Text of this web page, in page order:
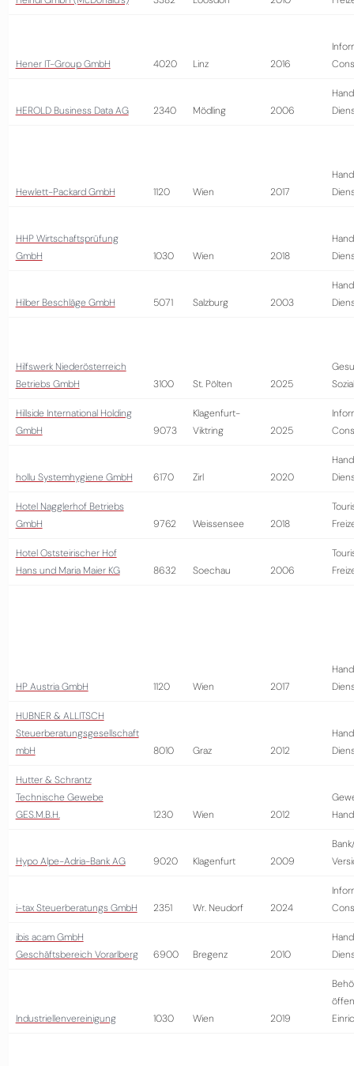
Hener IT-Group GmbH 4020 Linz 2016
HEROLD Business Data AG 2340 Mödling 2006
Hewlett-Packard GmbH 1120 Wien 2017
HHP Wirtschaftsprüfung
GmbH
1030 Wien 2018
Hilber Beschläge GmbH 5071 Salzburg 2003
Hilfswerk Niederösterreich
Betriebs GmbH
3100 St. Pölten 2025
Hillside International Holding
GmbH
9073
Klagenfurt-
Viktring
2025
hollu Systemhygiene GmbH 6170 Zirl 2020
Hotel Nagglerhof Betriebs
GmbH
9762 Weissensee 2018
Hotel Oststeirischer Hof
Hans und Maria Maier KG
8632 Soechau 2006
HP Austria GmbH 1120 Wien 2017
HUBNER & ALLITSCH
Steuerberatungsgesellschaft
mbH
8010 Graz 2012
Hutter & Schrantz
Technische Gewebe
GES.M.B.H.
1230 Wien 2012
Hypo Alpe-Adria-Bank AG 9020 Klagenfurt 2009
Bank/
i-tax Steuerberatungs GmbH 2351 Wr. Neudorf 2024
ibis acam GmbH
Geschäftsbereich Vorarlberg
6900 Bregenz 2010
Industriellenvereinigung 1030 Wien 2019